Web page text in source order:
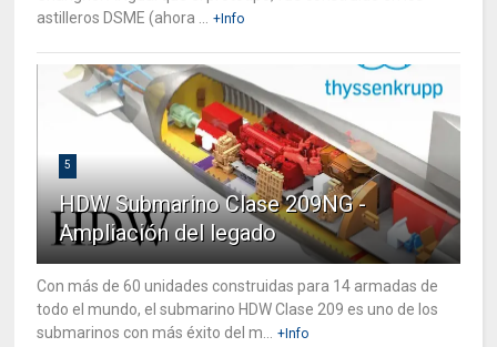
astilleros DSME (ahora ...
+Info
5
HDW Submarino Clase 209NG -
Ampliación del legado
Con más de 60 unidades construidas para 14 armadas de
todo el mundo, el submarino HDW Clase 209 es uno de los
submarinos con más éxito del m...
+Info